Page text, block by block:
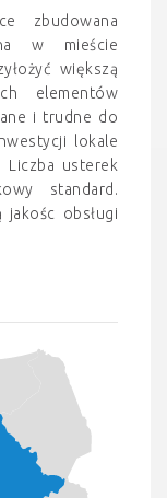
zbudowana
w mieście
większą
elementów
i trudne do
lokale
Liczba usterek
standard.
obsługi